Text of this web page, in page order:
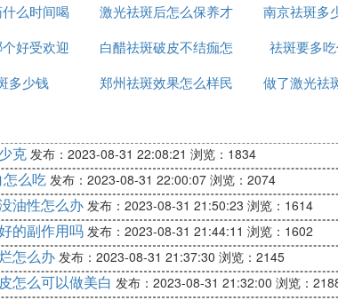
少么时间喝
激光祛斑后怎么保养才
恢复的好
南京祛斑多
美n
好受欢迎
尔
白醋祛斑破皮不结痂怎
么办
祛斑要多
多少钱
郑州祛斑效果怎么样民
做了激光祛
克 发布：2023-08-31 22:08:21 浏览：1834
么吃 发布：2023-08-31 22:00:07 浏览：2074
油性怎么办 发布：2023-08-31 21:50:23 浏览：1614
的副作用吗 发布：2023-08-31 21:44:11 浏览：1602
怎么办 发布：2023-08-31 21:37:30 浏览：2145
怎么可以做美白 发布：2023-08-31 21:32:00 浏览：